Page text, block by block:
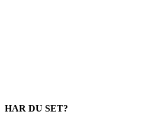
HAR DU SET?